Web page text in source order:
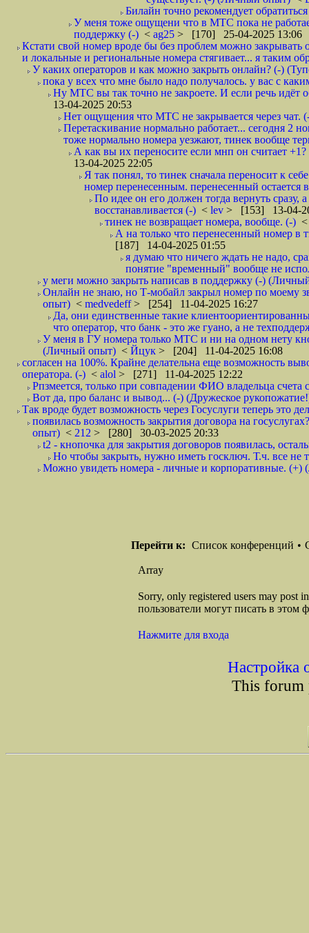
Билайн точно рекомендует
У меня тоже ощущени что в МТС пока не
поддержку (-) < ag25 > [170] 25-04-2025 13:06
Кстати свой номер вроде бы без проблем можно закрывать
и локальные и региональные номера стягивает... я таким
У каких операторов и как можно закрыть онлайн? (-)
пока у всех что мне было надо получалось. у вас с
Ну МТС вы так точно не закроете. И если речь идёт
13-04-2025 20:53
Нет ощущения что МТС не закрывается через чат.
Перетаскивание нормально работает... сегодня 2
тоже нормально номера уезжают, тинек вообще
А как вы их переносите если мнп он считает
13-04-2025 22:05
Я так понял, то тинек сначала переносит к
номер перенесенным. перенесенный остается
По идее он его должен тогда вернуть сразу,
восстанавливается (-) < lev > [153] 13-04-
тинек не возвращает номера, вообще. (-)
А на только что перенесенный номер в
[187] 14-04-2025 01:55
я думаю что ничего ждать не надо,
понятие "временный" вообще не
у меги можно закрыть написав в поддержку (-)
Онлайн не знаю, но Т-мобайл закрыл номер по моему
опыт) < medvedeff> [254] 11-04-2025 16:27
Да, они единственные такие
что оператор, что банк - это же гуано, а не
У меня в ГУ номера только МТС и ни на одном нету
(Личный опыт) < Йцук > [204] 11-04-2025 16:08
согласен на 100%. Крайне делательна еще возможность
оператора. (-) < alol > [271] 11-04-2025 12:22
Рпзмеется, только при совпадении ФИО владельца
Вот да, про баланс и вывод... (-) (Дружеское
Так вроде будет возможность через Госуслуги теперь это
появилась возможность закрытия договора на
опыт) < 212 > [280] 30-03-2025 20:33
t2 - кнопочка для закрытия договоров появилась,
Но чтобы закрыть, нужно иметь госключ. Т.ч. все не
Можно увидеть номера - личные и корпоративные.
Перейти к: Список конференций •
Array
Sorry, only registered users may post
пользователи могут писать в этом
Нажмите для входа
Настройка
This